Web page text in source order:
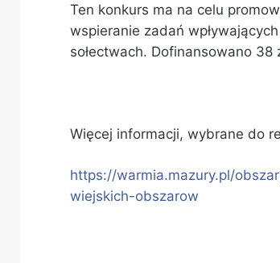
Ten konkurs ma na celu
wspieranie zadań
sołectwach. Dofinansowano 38
Więcej informacji, wybrane do
https://warmia.mazury.pl/
wiejskich-obszarow